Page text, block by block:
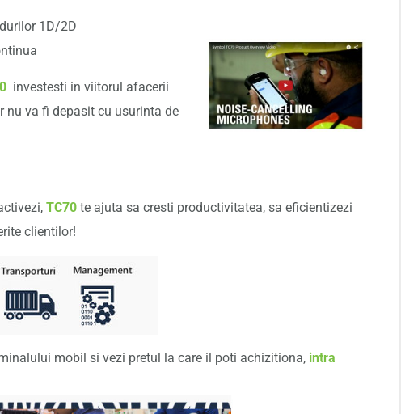
1D/2D
investesti in viitorul afacerii
nu va fi depasit cu usurinta de
TC70 te ajuta sa cresti productivitatea, sa eficientizezi
clientilor!
mobil si vezi pretul la care il poti achizitiona, intra